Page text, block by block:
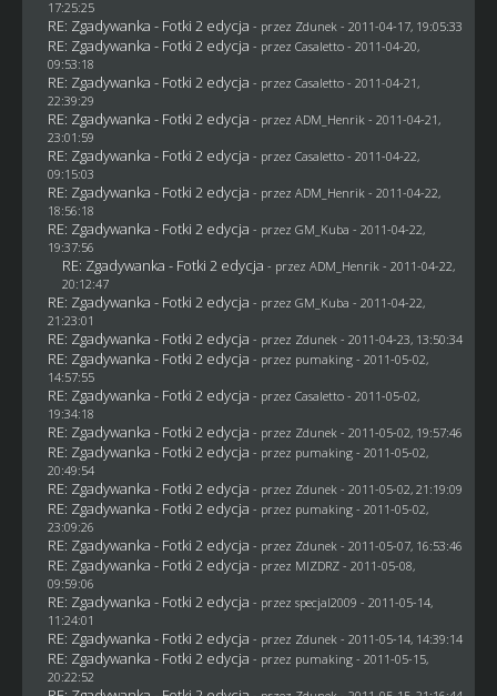
17:25:25
RE: Zgadywanka - Fotki 2 edycja - przez Zdunek - 2011-04-17, 19:05:33
RE: Zgadywanka - Fotki 2 edycja - przez Casaletto- 2011-04-20,
09:53:18
RE: Zgadywanka - Fotki 2 edycja - przez Casaletto- 2011-04-21,
22:39:29
RE: Zgadywanka - Fotki 2 edycja - przez ADM_Henrik - 2011-04-21,
23:01:59
RE: Zgadywanka - Fotki 2 edycja - przez Casaletto- 2011-04-22,
09:15:03
RE: Zgadywanka - Fotki 2 edycja - przez ADM_Henrik - 2011-04-22,
18:56:18
RE: Zgadywanka - Fotki 2 edycja - przez GM_Kuba - 2011-04-22,
19:37:56
RE: Zgadywanka - Fotki 2 edycja - przez ADM_Henrik - 2011-04-22,
20:12:47
RE: Zgadywanka - Fotki 2 edycja - przez GM_Kuba - 2011-04-22,
21:23:01
RE: Zgadywanka - Fotki 2 edycja - przez Zdunek - 2011-04-23, 13:50:34
RE: Zgadywanka - Fotki 2 edycja - przez pumaking- 2011-05-02,
14:57:55
RE: Zgadywanka - Fotki 2 edycja - przez Casaletto- 2011-05-02,
19:34:18
RE: Zgadywanka - Fotki 2 edycja - przez Zdunek - 2011-05-02, 19:57:46
RE: Zgadywanka - Fotki 2 edycja - przez pumaking- 2011-05-02,
20:49:54
RE: Zgadywanka - Fotki 2 edycja - przez Zdunek - 2011-05-02, 21:19:09
RE: Zgadywanka - Fotki 2 edycja - przez pumaking- 2011-05-02,
23:09:26
RE: Zgadywanka - Fotki 2 edycja - przez Zdunek - 2011-05-07, 16:53:46
RE: Zgadywanka - Fotki 2 edycja - przez MIZDRZ- 2011-05-08,
09:59:06
RE: Zgadywanka - Fotki 2 edycja - przez specjal2009 - 2011-05-14,
11:24:01
RE: Zgadywanka - Fotki 2 edycja - przez Zdunek - 2011-05-14, 14:39:14
RE: Zgadywanka - Fotki 2 edycja - przez pumaking- 2011-05-15,
20:22:52